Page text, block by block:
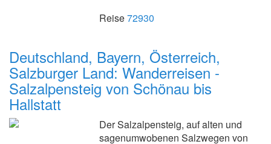
Reise72930
Deutschland, Bayern, Österreich,
Salzburger Land: Wanderreisen -
Salzalpensteig von Schönau bis
Hallstatt
Der Salzalpensteig, auf alten und
sagenumwobenen Salzwegen von